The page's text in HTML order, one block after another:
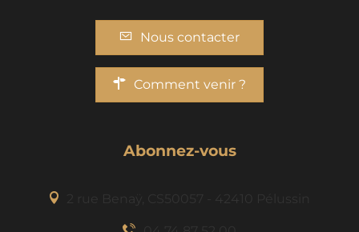
Nous contacter
Comment venir ?
Abonnez-vous